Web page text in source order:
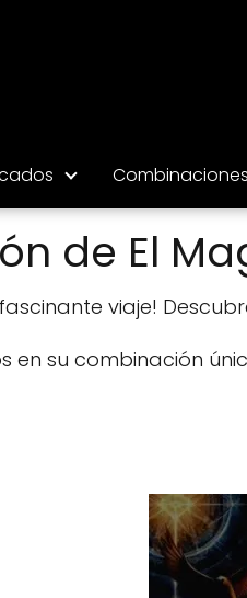
Combinaciones
de El
viaje!
en su combinación